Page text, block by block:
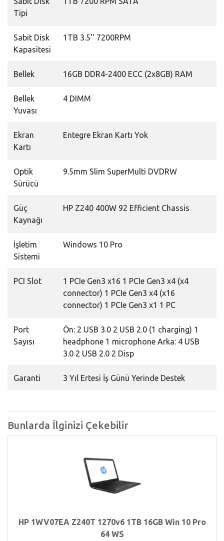
Tipi
Sabit Disk
Kapasitesi
1TB 3.5'' 7200RPM
Bellek 16GB DDR4-2400 ECC (2x8GB) RAM
Bellek
Yuvası
4 DIMM
Ekran
Kartı
Entegre Ekran Kartı Yok
Optik
Sürücü
9.5mm Slim SuperMulti DVDRW
Güç
Kaynağı
HP Z240 400W 92 Efficient Chassis
İşletim
Sistemi
Windows 10 Pro
PCI Slot
1 PCIe Gen3 x16 1 PCIe Gen3 x4 (x4
connector) 1 PCIe Gen3 x4 (x16
connector) 1 PCIe Gen3 x1 1 PC
Port
Sayısı
Ön: 2 USB 3.0 2 USB 2.0 (1 charging) 1
headphone 1 microphone Arka: 4 USB
3.0 2 USB 2.0 2 Disp
Garanti 3 Yıl Ertesi İş Günü Yerinde Destek
Bunlarda İlginizi Çekebilir
HP 1WV07EA Z240T 1270v6 1TB 16GB Win 10 Pro
64 WS